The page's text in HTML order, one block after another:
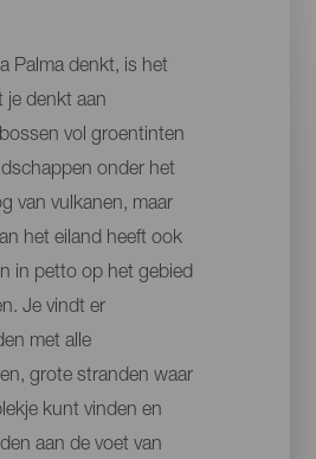
Palma denkt, is het
je denkt aan
vol groentinten
onder het
van vulkanen, maar
het eiland heeft ook
in petto op het gebied
Je vindt er
met alle
grote stranden waar
kunt vinden en
aan de voet van